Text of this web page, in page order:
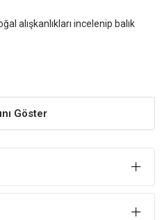
alışkanlıkları incelenip balık
yapmaz.
Göster